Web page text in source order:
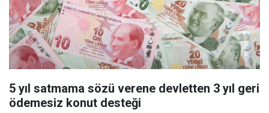
5 yıl satmama sözü verene devletten 3 yıl geri
ödemesiz konut desteği